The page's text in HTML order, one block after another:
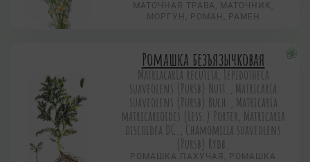
МАТОЧНАЯ ТРАВА, МАТОЧНИК,
МОРГУН, РОМАН, РАМЕН
Ромашка безъязычковая
Matriacaria recutita, Lepidotheca
suaveolens (Pursb) Nutt., Matricaria
suaveolens (Pursb) Buch., Matricaria
matricarioides (Less.) Porter, Matricaria
discoidea DC., Chamomilla suaveolens
(Pursb) Rydb.
РОМАШКА ПАХУЧАЯ, РОМАШКА